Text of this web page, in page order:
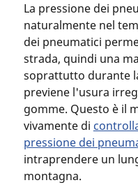
La pressione dei
naturalmente nel
dei pneumatici
strada, quindi una
soprattutto durante
previene l'usura
gomme. Questo è il
vivamente di
pressione dei
intraprendere un
montagna.